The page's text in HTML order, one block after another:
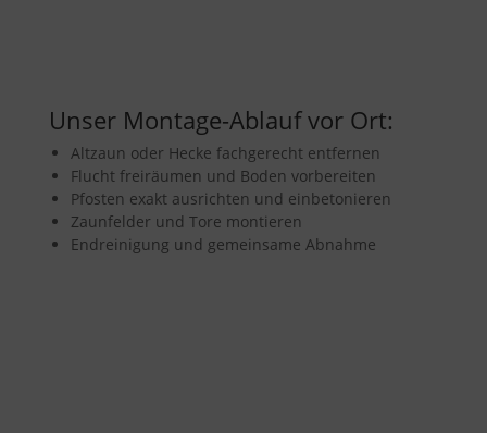
Unser Montage-Ablauf vor Ort:
Altzaun oder Hecke fachgerecht entfernen
Flucht freiräumen und Boden vorbereiten
Pfosten exakt ausrichten und einbetonieren
Zaunfelder und Tore montieren
Endreinigung und gemeinsame Abnahme